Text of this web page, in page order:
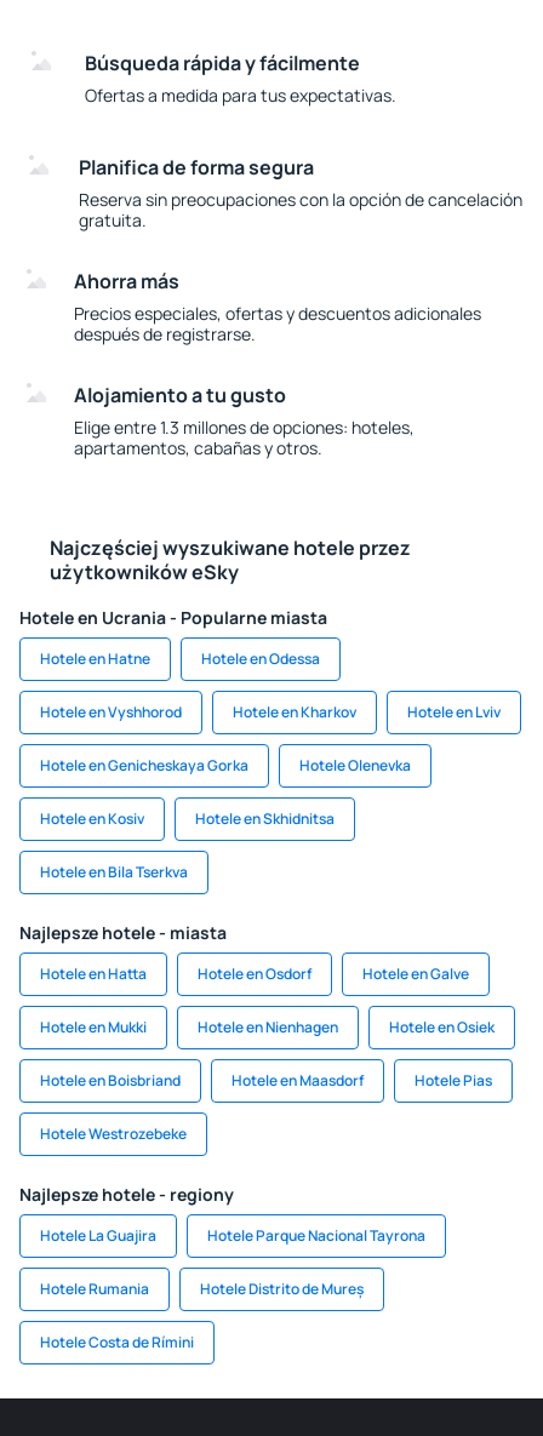
Búsqueda rápida y fácilmente
Ofertas a medida para tus expectativas.
Planifica de forma segura
Reserva sin preocupaciones con la opción de cancelación
gratuita.
Ahorra más
Precios especiales, ofertas y descuentos adicionales
después de registrarse.
Alojamiento a tu gusto
Elige entre 1.3 millones de opciones: hoteles,
apartamentos, cabañas y otros.
Najczęściej wyszukiwane hotele przez
użytkowników eSky
Hotele en Ucrania - Popularne miasta
Hotele en Hatne Hotele en Odessa
Hotele en Vyshhorod Hotele en Kharkov Hotele en Lviv
Hotele en Genicheskaya Gorka Hotele Olenevka
Hotele en Kosiv Hotele en Skhidnitsa
Hotele en Bila Tserkva
Najlepsze hotele - miasta
Hotele en Hatta Hotele en Osdorf Hotele en Galve
Hotele en Mukki Hotele en Nienhagen Hotele en Osiek
Hotele en Boisbriand Hotele en Maasdorf Hotele Pias
Hotele Westrozebeke
Najlepsze hotele - regiony
Hotele La Guajira Hotele Parque Nacional Tayrona
Hotele Rumania Hotele Distrito de Mureș
Hotele Costa de Rímini